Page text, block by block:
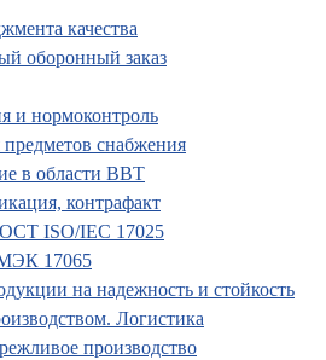
качества
оборонный заказ
и нормоконтроль
предметов снабжения
в области ВВТ
контрафакт
ISO/IEC 17025
17065
на надежность и стойкость
Логистика
производство